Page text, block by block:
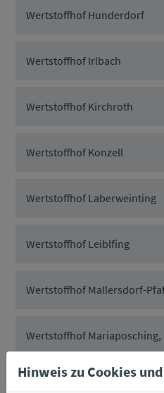
Wertstoffhof Hunderdorf
Wertstoffhof Irlbach
Wertstoffhof Kirchroth
Wertstoffhof Konzell
Wertstoffhof Laberweinting
Wertstoffhof Leiblfing
Wertstoffhof Mallersdorf-
Wertstoffhof Mariaposching,
Wertstoffhof Mitterfels
Hinweis zu Cookies